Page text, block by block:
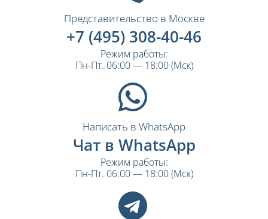
Представительство в Москве
+7 (495) 308-40-46
Режим работы:
Пн-Пт. 06:00 — 18:00 (Мск)
Написать в WhatsApp
Чат в WhatsApp
Режим работы:
Пн-Пт. 06:00 — 18:00 (Мск)